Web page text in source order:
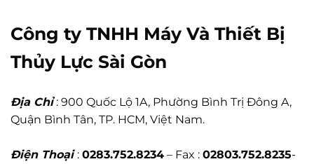
Công ty TNHH Máy Và Thiết Bị
Thủy Lực Sài Gòn
Địa Chỉ: 900 Quốc Lộ 1A, Phường Bình Trị Đông A,
Quận Bình Tân, TP. HCM, Việt Nam.
Điện Thoại : 0283.752.8234 – Fax : 02803.752.8235-